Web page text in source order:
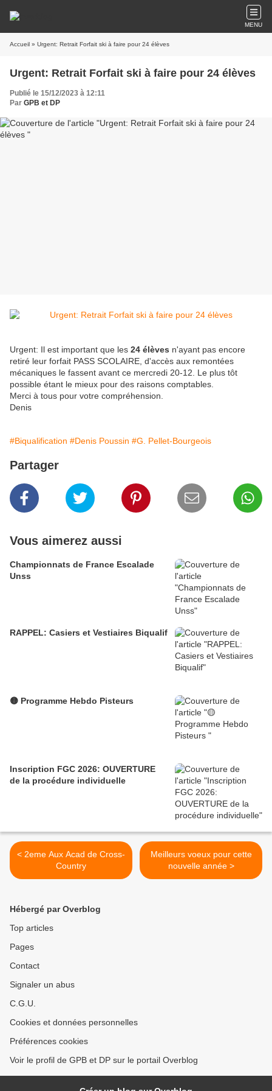
MENU
Accueil » Urgent: Retrait Forfait ski à faire pour 24 élèves
Urgent: Retrait Forfait ski à faire pour 24 élèves
Publié le 15/12/2023 à 12:11
Par GPB et DP
Urgent: Il est important que les 24 élèves n'ayant pas encore
retiré leur forfait PASS SCOLAIRE, d'accès aux remontées
mécaniques le fassent avant ce mercredi 20-12. Le plus tôt
possible étant le mieux pour des raisons comptables.
Merci à tous pour votre compréhension.
Denis
#Biqualification #Denis Poussin #G. Pellet-Bourgeois
Partager
Vous aimerez aussi
Championnats de France Escalade
Unss
RAPPEL: Casiers et Vestiaires Biqualif
🟡 Programme Hebdo Pisteurs
Inscription FGC 2026: OUVERTURE
de la procédure individuelle
< 2eme Aux Acad de Cross-
Country
Meilleurs voeux pour cette
nouvelle année >
Hébergé par Overblog
Top articles
Pages
Contact
Signaler un abus
C.G.U.
Cookies et données personnelles
Préférences cookies
Voir le profil de GPB et DP sur le portail Overblog